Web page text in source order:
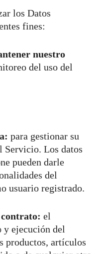
los Datos
fines:
nuestro
del uso del
para gestionar su
Servicio. Los datos
pueden darle
del
usuario registrado.
el
ejecución del
productos, artículos